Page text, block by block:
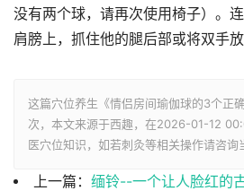
没有两个球，请再次使用椅子）。
肩膀上，抓住他的腿后部或将双手
这篇穴位养生《情侣房间瑜伽球的3个正
次，本文来源于西趣，在2026-01-12
医穴位知识，如若刺灸等相关操作请咨询
上一篇： 缅铃--一个让人脸红的